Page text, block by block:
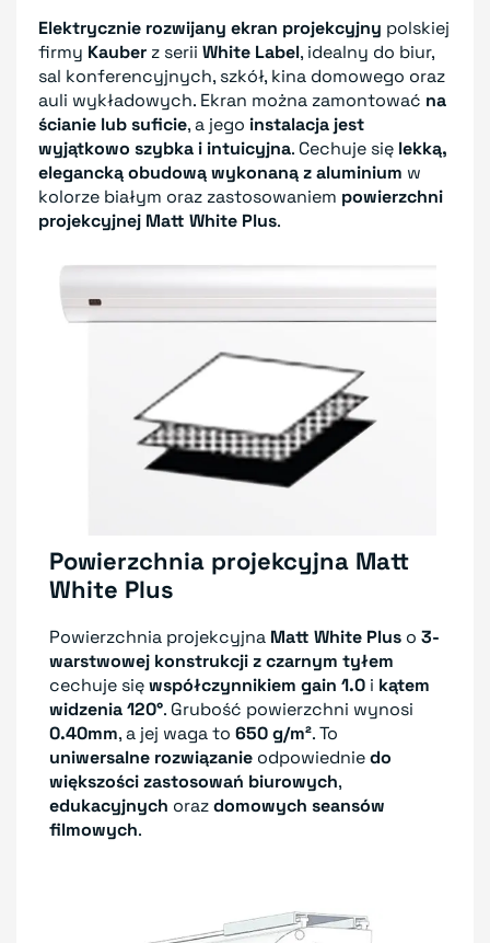
Elektrycznie rozwijany ekran projekcyjny polskiej
firmy Kauber z serii White Label, idealny do biur,
sal konferencyjnych, szkół, kina domowego oraz
auli wykładowych. Ekran można zamontować na
ścianie lub suficie, a jego instalacja jest
wyjątkowo szybka i intuicyjna. Cechuje się lekką,
elegancką obudową wykonaną z aluminium w
kolorze białym oraz zastosowaniem powierzchni
projekcyjnej Matt White Plus.
Powierzchnia projekcyjna Matt
White Plus
Powierzchnia projekcyjna Matt White Plus o 3-
warstwowej konstrukcji z czarnym tyłem
cechuje sięwspółczynnikiem gain 1.0 i kątem
widzenia 120°. Grubość powierzchni wynosi
0.40mm, a jej waga to 650 g/m². To
uniwersalne rozwiązanie odpowiedniedo
większości zastosowań biurowych,
edukacyjnych orazdomowych seansów
filmowych.